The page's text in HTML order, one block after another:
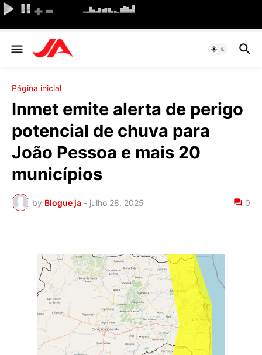
Página inicial
Inmet emite alerta de perigo
potencial de chuva para
João Pessoa e mais 20
municípios
by Blogue ja - julho 28, 2025 0